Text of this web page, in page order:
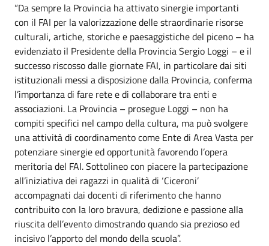
“Da sempre la Provincia ha attivato sinergie importanti
con il FAI per la valorizzazione delle straordinarie risorse
culturali, artiche, storiche e paesaggistiche del piceno – ha
evidenziato il Presidente della Provincia Sergio Loggi – e il
successo riscosso dalle giornate FAI, in particolare dai siti
istituzionali messi a disposizione dalla Provincia, conferma
l’importanza di fare rete e di collaborare tra enti e
associazioni. La Provincia – prosegue Loggi – non ha
compiti specifici nel campo della cultura, ma può svolgere
una attività di coordinamento come Ente di Area Vasta per
potenziare sinergie ed opportunità favorendo l’opera
meritoria del FAI. Sottolineo con piacere la partecipazione
all’iniziativa dei ragazzi in qualità di ‘Ciceroni’
accompagnati dai docenti di riferimento che hanno
contribuito con la loro bravura, dedizione e passione alla
riuscita dell’evento dimostrando quando sia prezioso ed
incisivo l’apporto del mondo della scuola”.